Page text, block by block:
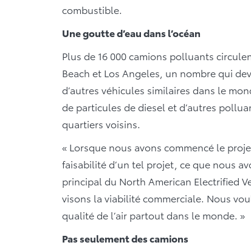
combustible.
Une goutte d’eau dans l’océan
Plus de 16 000 camions polluants
Beach et Los Angeles, un nombre qui
d’autres véhicules similaires dans le
de particules de diesel et d’autres
quartiers voisins.
« Lorsque nous avons commencé le
faisabilité d’un tel projet, ce que nous
principal du North American Electrified
visons la viabilité commerciale. Nous
qualité de l’air partout dans le monde. »
Pas seulement des camions